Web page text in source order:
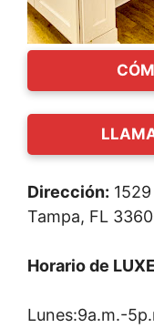
Dirección:
Tampa, FL
Horario de
Lunes:9a.m.-